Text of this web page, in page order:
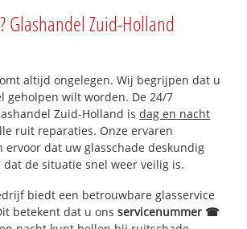
Glashandel Zuid-Holland
altijd ongelegen. Wij begrijpen dat u
geholpen wilt worden. De 24/7
Zuid-Holland isdag en nacht
ruit reparaties. Onze ervaren
ervoor dat uw glasschade deskundig
de situatie snel weer veilig is.
biedt een betrouwbare glasservice
betekent dat u onsservicenummer ☎